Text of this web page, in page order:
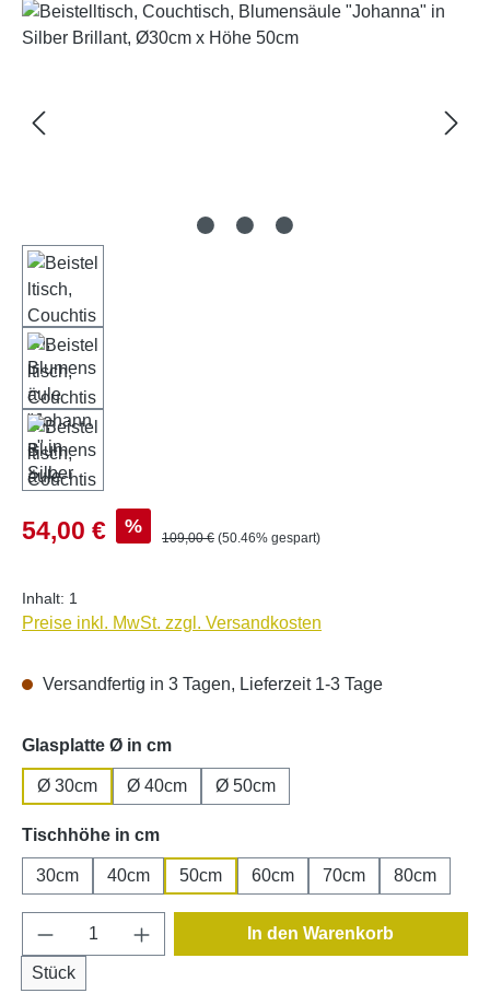
Bildergalerie überspringen
Verkaufspreis:
54,00 € % Regulärer Preis:
109,00 € (50.46% gespart)
Inhalt: 1
Preise inkl. MwSt. zzgl. Versandkosten
Versandfertig in 3 Tagen, Lieferzeit 1-3 Tage
Glasplatte Ø in cmauswählen
Ø 30cm Ø 40cm Ø 50cm
Tischhöhe in cmauswählen
30cm 40cm 50cm 60cm 70cm 80cm
Produkt Anzahl: Gib den gewünschten
Stück
In den Warenkorb